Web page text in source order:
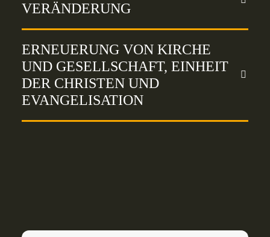
VERÄNDERUNG
ERNEUERUNG VON KIRCHE
UND GESELLSCHAFT, EINHEIT
DER CHRISTEN UND
EVANGELISATION